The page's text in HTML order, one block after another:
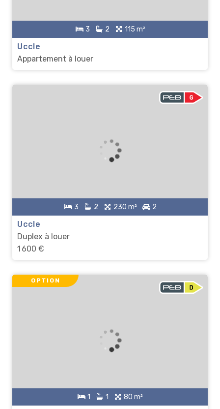
3 2 115 m²
Uccle
Appartement à louer
3 2 230 m² 2
Uccle
Duplex à louer
1 600 €
1 1 80 m²
OPTION